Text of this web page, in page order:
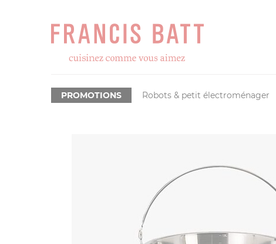
Robots & petit électroménager
PROMOTIONS